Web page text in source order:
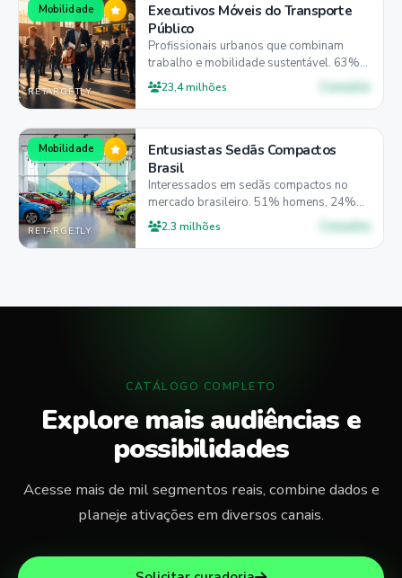
Mobilidade
RETARGETLY
Executivos Móveis do Transporte
Público
Profissionais urbanos que combinam
trabalho e mobilidade sustentável. 63%
homens, 70% entre 25-44 anos, 93%
mobile-first.
23,4 milhões Consulte
Mobilidade
RETARGETLY
Entusiastas Sedãs Compactos
Brasil
Interessados em sedãs compactos no
mercado brasileiro. 51% homens, 24%
entre 25-34 anos, 45% preferem desktop
para pesquisa.
2.3 milhões Consulte
CATÁLOGO COMPLETO
Explore mais audiências e
possibilidades
Acesse mais de mil segmentos reais, combine dados e
planeje ativações em diversos canais.